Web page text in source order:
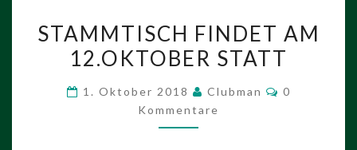
FINDET
AM
STATT
STAMMTISCH FINDET AM
12.OKTOBER STATT
1. Oktober 2018 Clubman
0
Kommentare